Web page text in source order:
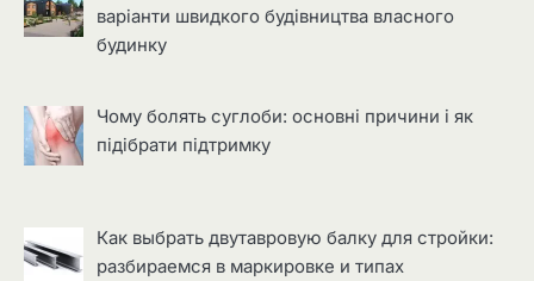
варіанти швидкого будівництва власного
будинку
Чому болять суглоби: основні причини і як
підібрати підтримку
Как выбрать двутавровую балку для стройки:
разбираемся в маркировке и типах